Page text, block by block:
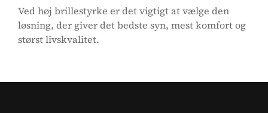
Ved høj brillestyrke er det vigtigt at vælge den
løsning, der giver det bedste syn, mest komfort og
størst livskvalitet.